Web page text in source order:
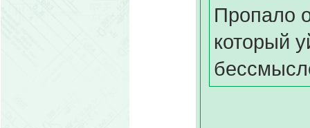
Пропало
который